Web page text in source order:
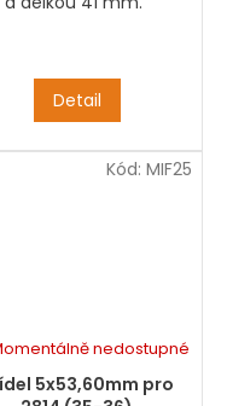
Detail
5x53,60mm pro
nedostupné
Kód: MIF25